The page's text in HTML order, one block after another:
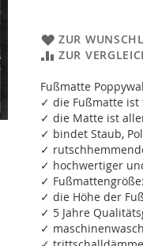
ZUR
ZUR
Fußmatte
✓ die Fußmatte ist
✓ die Matte ist
✓ bindet Staub,
✓
✓ hochwertiger
✓
✓ die Höhe der
✓ 5 Jahre
✓